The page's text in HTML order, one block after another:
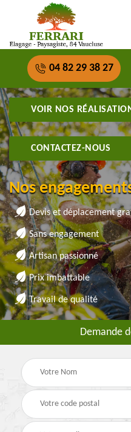
04 82 29 38 27
VOIR NOS
CONTACTEZ-NOUS
Nos
Devis et déplacement
Sans engagement
Artisan passionné
Prix imbattable
Travail de qualité
Demande